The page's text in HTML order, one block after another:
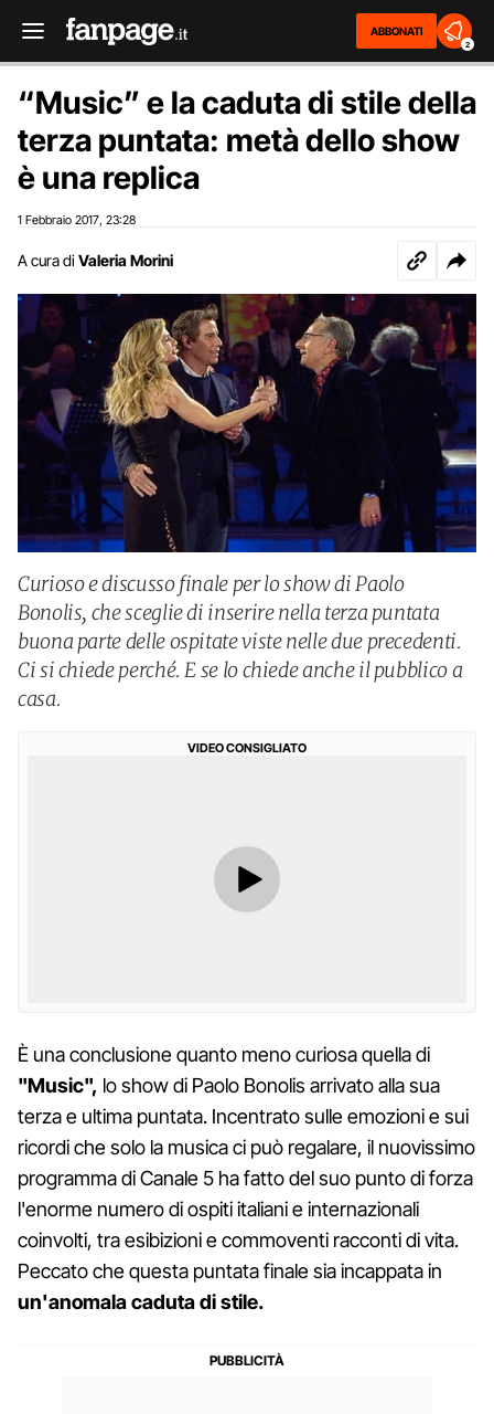
ABBONATI
2
“Music” e la caduta di stile della
terza puntata: metà dello show
è una replica
1 Febbraio 2017 23:28
A cura di Valeria Morini
Curioso e discusso finale per lo show di Paolo
Bonolis, che sceglie di inserire nella terza puntata
buona parte delle ospitate viste nelle due precedenti.
Ci si chiede perché. E se lo chiede anche il pubblico a
casa.
VIDEO CONSIGLIATO
È una conclusione quanto meno curiosa quella di
"Music", lo show di Paolo Bonolis arrivato alla sua
terza e ultima puntata. Incentrato sulle emozioni e sui
ricordi che solo la musica ci può regalare, il nuovissimo
programma di Canale 5 ha fatto del suo punto di forza
l'enorme numero di ospiti italiani e internazionali
coinvolti, tra esibizioni e commoventi racconti di vita.
Peccato che questa puntata finale sia incappata in
un'anomala caduta di stile.